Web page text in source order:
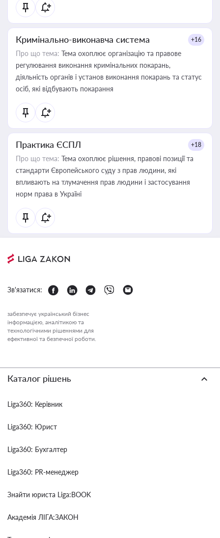
Кримінально-виконавча система +16
Про що тема: Тема охоплює організацію та правове
регулювання виконання кримінальних покарань,
діяльність органів і установ виконання покарань та статус
осіб, які відбувають покарання
Практика ЄСПЛ +18
Про що тема: Тема охоплює рішення, правові позиції та
стандарти Європейського суду з прав людини, які
впливають на тлумачення прав людини і застосування
норм права в Україні
Зв'язатися:
забезпечує український бізнес
інформацією, аналітикою та
технологічними рішеннями для
ефективної та безпечної роботи.
Каталог рішень
Liga360: Керівник
Liga360: Юрист
Liga360: Бухгалтер
Liga360: PR-менеджер
Знайти юриста Liga:BOOK
Академія ЛІГА:ЗАКОН